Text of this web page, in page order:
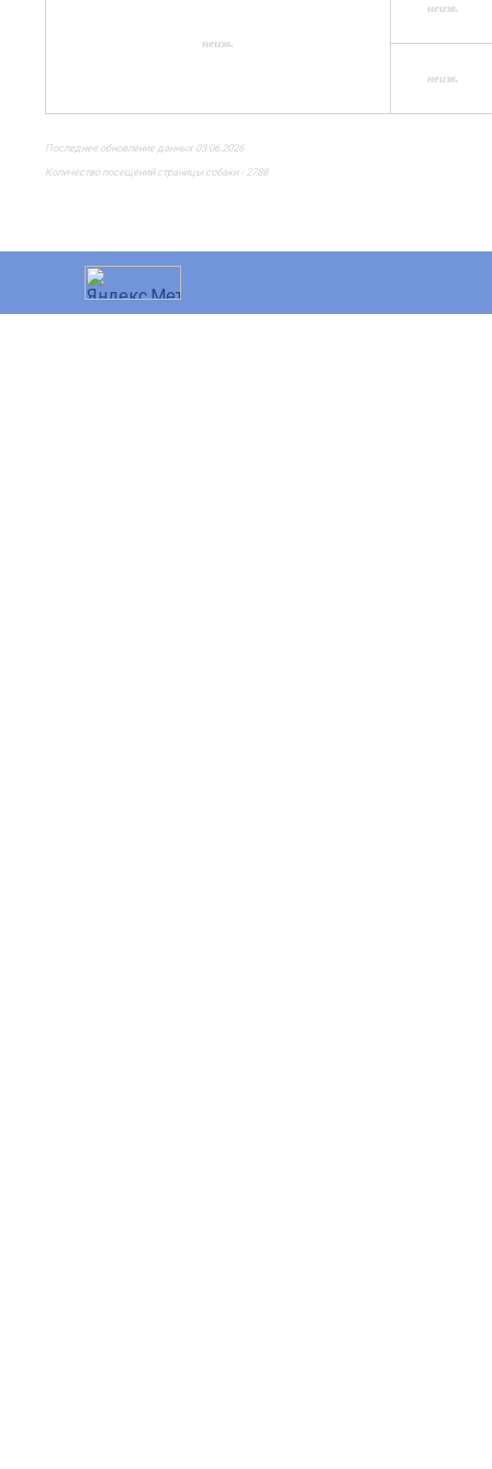
неизв.
неизв.
неизв.
Последнее обновление данных 03.06.2026
Количество посещений страницы собаки - 2788